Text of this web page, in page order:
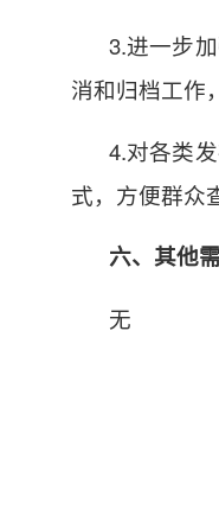
3.进一步
消和归档工作
4.对各类
式，方便群众
六、其他
无